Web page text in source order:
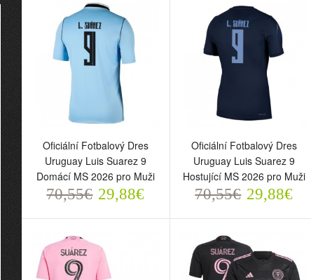
Oficiální Fotbalový Dres
Uruguay Luis Suarez 9
Domácí MS 2026 pro Muži
70,55€ 29,88€
Oficiální Fotbalový Dres
Uruguay Luis Suarez 9
Hostující MS 2026 pro Muži
70,55€ 29,88€
Oficiální Fotbalový Dres
Uruguay Luis Suarez 9
Domácí MS 2026 pro Muži
70,55€ 29,88€
Oficiální Fotbalový Dres
Uruguay Luis Suarez 9
Hostující MS 2026 pro Muži
70,55€ 29,88€